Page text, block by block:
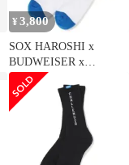
¥ 3,800
SOX HAROSHI x
BUDWEISER x
CHALLENGER